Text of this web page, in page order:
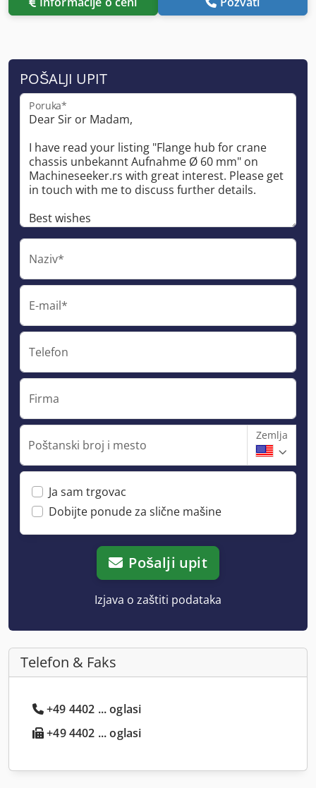
POŠALJI UPIT
Poruka*
Naziv*
E-mail*
Telefon
Firma
Poštanski broj i mesto
Zemlja
Ja sam trgovac
Dobijte ponude za slične mašine
Pošalji upit
Izjava o zaštiti podataka
Telefon & Faks
+49 4402 ... oglasi
+49 4402 ... oglasi